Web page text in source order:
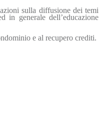
sulla diffusione dei temi
in generale dell’educazione
e al recupero crediti.